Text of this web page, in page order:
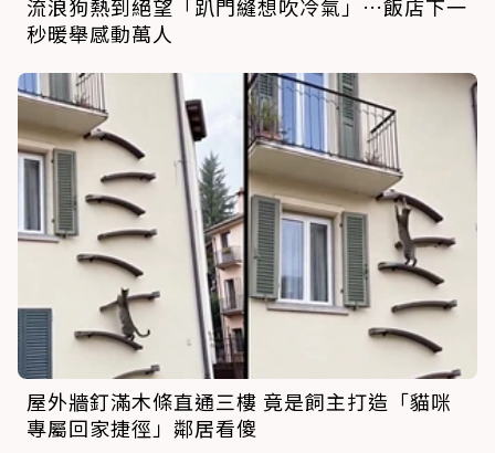
流浪狗熱到絕望「趴門縫想吹冷氣」…飯店下一
秒暖舉感動萬人
屋外牆釘滿木條直通三樓 竟是飼主打造「貓咪
專屬回家捷徑」鄰居看傻